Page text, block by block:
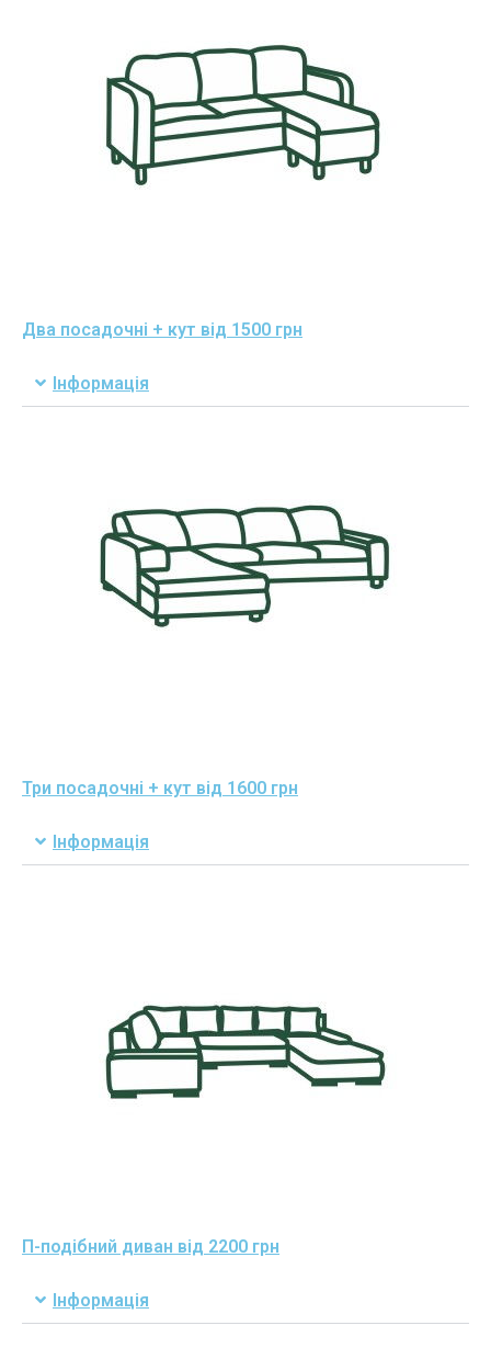
Два посадочні + кут від 1500 грн
Інформація
Три посадочні + кут від 1600 грн
Інформація
П-подібний диван від 2200 грн
Інформація